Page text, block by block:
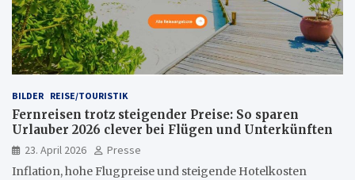
BILDER REISE/TOURISTIK
Fernreisen trotz steigender Preise: So sparen
Urlauber 2026 clever bei Flügen und Unterkünften
23. April 2026
Presse
Inflation, hohe Flugpreise und steigende Hotelkosten